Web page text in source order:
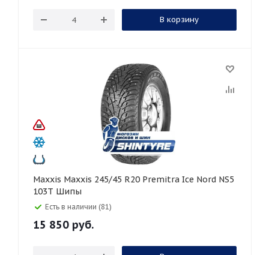
В корзину
Maxxis Maxxis 245/45 R20 Premitra Ice Nord NS5
103T Шипы
Есть в наличии (81)
15 850 руб.